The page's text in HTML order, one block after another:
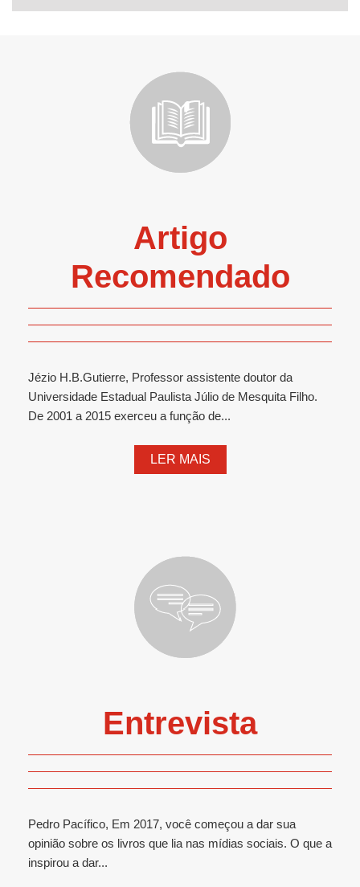
Artigo
Recomendado
Jézio H.B.Gutierre, Professor assistente doutor da
Universidade Estadual Paulista Júlio de Mesquita Filho.
De 2001 a 2015 exerceu a função de...
LER MAIS
Entrevista
Pedro Pacífico, Em 2017, você começou a dar sua
opinião sobre os livros que lia nas mídias sociais. O que a
inspirou a dar...